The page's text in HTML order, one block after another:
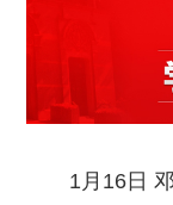
1月16日